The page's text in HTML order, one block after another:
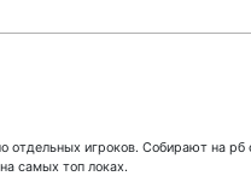
отдельных игроков. Собирают на
самых топ локах.